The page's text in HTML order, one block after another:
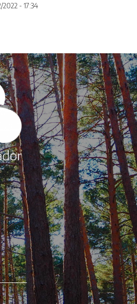
2022 - 17:34